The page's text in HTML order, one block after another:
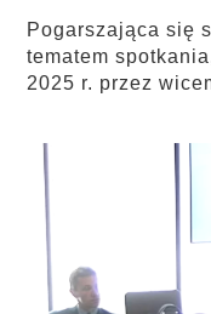
Pogarszająca się
tematem
2025 r. przez